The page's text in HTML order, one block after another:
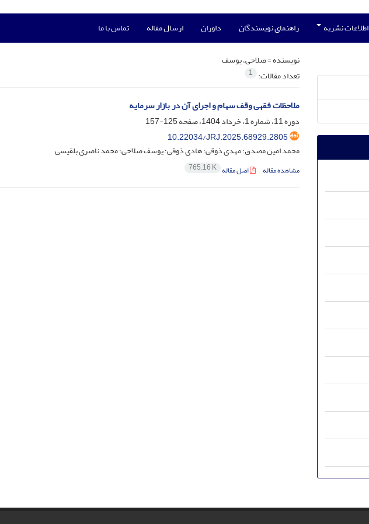
اطلاعات نشریه راهنمای نویسندگان داوران ارسال مقاله تماس با ما
نویسنده =صلاحی، یوسف
تعداد مقالات: 1
ملاحظات فقهی وقف سهام و اجرای آن در بازار سرمایه
دوره 11، شماره 1، خرداد 1404، صفحه
125-157
10.22034/JRJ.2025.68929.2805
محمد امین مصدق؛ مهدی ذوقی؛ هادی ذوقی؛ یوسف صلاحی؛ محمد ناصری بلقیسی
مشاهده مقاله اصل مقاله 765.16 K